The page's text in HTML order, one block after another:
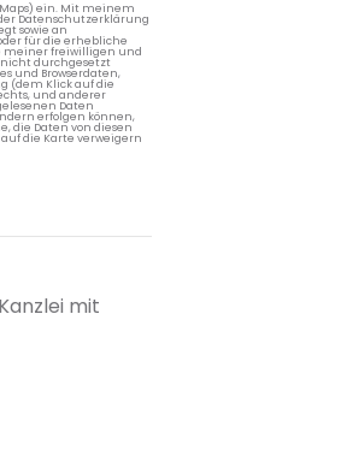
ein. Mit meinem
Datenschutzerklärung
sowie an
für die erhebliche
meiner freiwilligen und
durchgesetzt
und Browserdaten,
(dem Klick auf die
und anderer
Daten
erfolgen können,
die Daten von diesen
die Karte verweigern
mit